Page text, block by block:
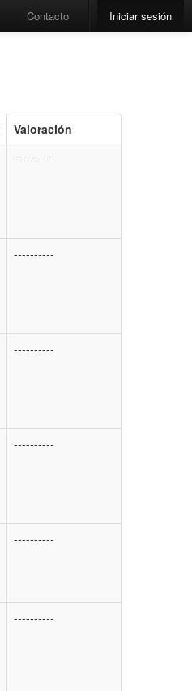
Contacto Iniciar sesión
Valoración
----------
----------
----------
----------
----------
----------